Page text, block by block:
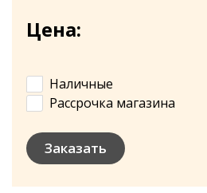
Цена:
Наличные
Рассрочка магазина
Заказать
Отправить